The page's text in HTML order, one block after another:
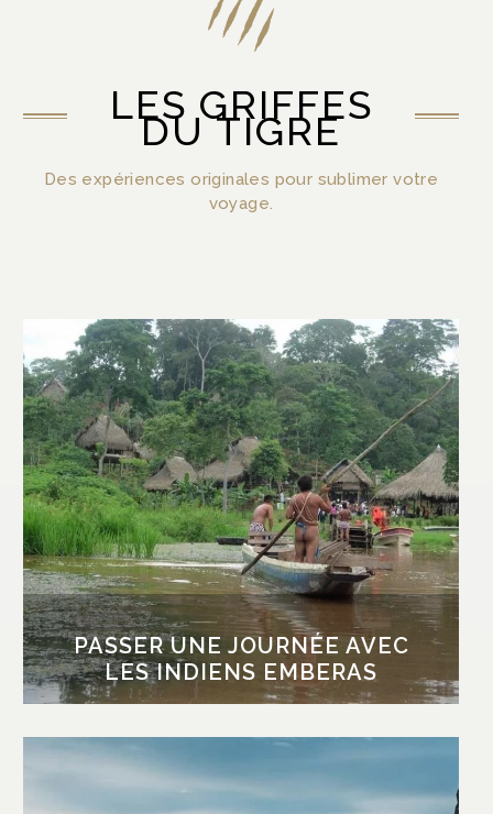
LES GRIFFES
DU TIGRE
Des expériences originales pour sublimer votre
voyage.
PASSER UNE JOURNÉE AVEC
LES INDIENS EMBERAS
PASSER UNE JOURNÉE AVEC
LES INDIENS EMBERAS
Partez sur les traces des indiens Emberas, qui
vivent de la chasse, la pêche, l’agriculture et
depuis peu de l’artisanat. Tout au long de la
journée, vous découvrirez leur mode de vie et
leurs traditions, telles que leurs tatouages et
leurs danses ancestrales. Au cours d’une
balade en forêt, le botaniste du village vous
introduira à la médecine Embera et aux
bienfaits de certaines plantes médicinales.
FAIRE L’ASCENSION DU VOLCAN
BARU